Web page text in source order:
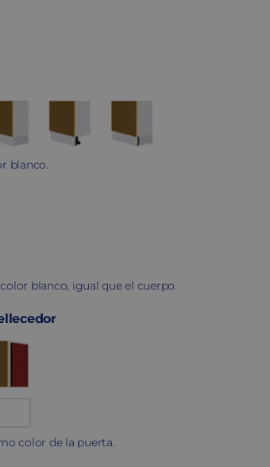
blanco.
blanco, igual que el cuerpo.
color de la puerta.